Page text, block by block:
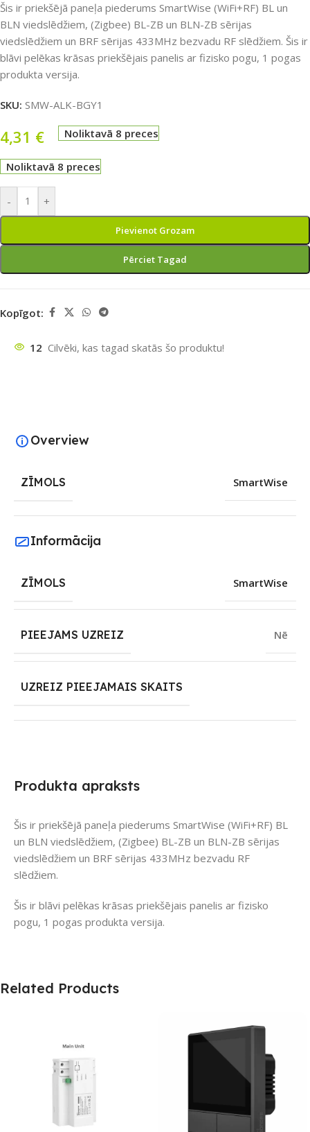
Šis ir priekšējā paneļa piederums SmartWise (WiFi+RF) BL un
BLN viedslēdžiem, (Zigbee) BL-ZB un BLN-ZB sērijas
viedslēdžiem un BRF sērijas 433MHz bezvadu RF slēdžiem. Šis ir
blāvi pelēkas krāsas priekšējais panelis ar fizisko pogu, 1 pogas
produkta versija.
SKU: SMW-ALK-BGY1
4,31 € Noliktavā 8 preces
Noliktavā 8 preces
- +
Pievienot Grozam
Pērciet Tagad
Kopīgot:
12 Cilvēki, kas tagad skatās šo produktu!
Produkta apraksts
Šis ir priekšējā paneļa piederums SmartWise (WiFi+RF) BL
un BLN viedslēdžiem, (Zigbee) BL-ZB un BLN-ZB sērijas
viedslēdžiem un BRF sērijas 433MHz bezvadu RF
slēdžiem.
Šis ir blāvi pelēkas krāsas priekšējais panelis ar fizisko
pogu, 1 pogas produkta versija.
Overview
ZĪMOLS SmartWise
Informācija
ZĪMOLS SmartWise
PIEEJAMS UZREIZ Nē
UZREIZ PIEEJAMAIS SKAITS
Related Products